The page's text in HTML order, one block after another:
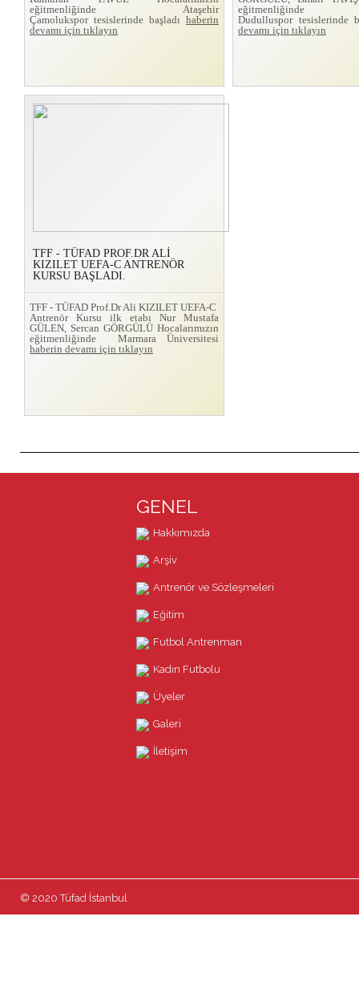
eğitmenliğinde Ataşehir
Çamolukspor tesislerinde başladı haberin
devamı için tıklayın
eğitmenliğinde
Dudulluspor tesislerinde
devamı için tıklayın
TFF - TÜFAD PROF.DR ALİ
KIZILET UEFA-C ANTRENÖR
KURSU BAŞLADI.
TFF - TÜFAD Prof.Dr Ali KIZILET UEFA-C
Antrenör Kursu ilk etabı Nur Mustafa
GÜLEN, Sercan GÖRGÜLÜ Hocalarımızın
eğitmenliğinde Marmara Üniversitesi
haberin devamı için tıklayın
GENEL
Hakkımızda
Arşiv
Antrenör ve Sözleşmeleri
Eğitim
Futbol Antrenman
Kadın Futbolu
Üyeler
Galeri
İletişim
© 2020 Tüfad İstanbul